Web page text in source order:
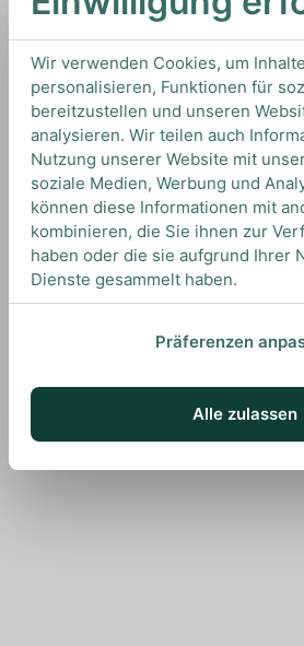
Wir verwenden Cookies, um
personalisieren, Funktionen für
bereitzustellen und unseren
analysieren. Wir teilen auch
Nutzung unserer Website mit
soziale Medien, Werbung und
können diese Informationen mit
kombinieren, die Sie ihnen zur
haben oder die sie aufgrund Ihrer
Dienste gesammelt haben.
Präferenzen
Alle zulassen